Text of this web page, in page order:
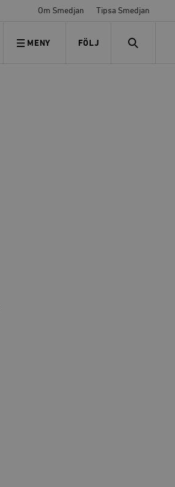
Om Smedjan Tipsa Smedjan
MENY FÖLJ
FÖLJ OSS SEARCH